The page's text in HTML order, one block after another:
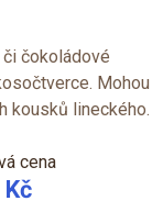
čokoládové
Mohou
kousků lineckého.
cena